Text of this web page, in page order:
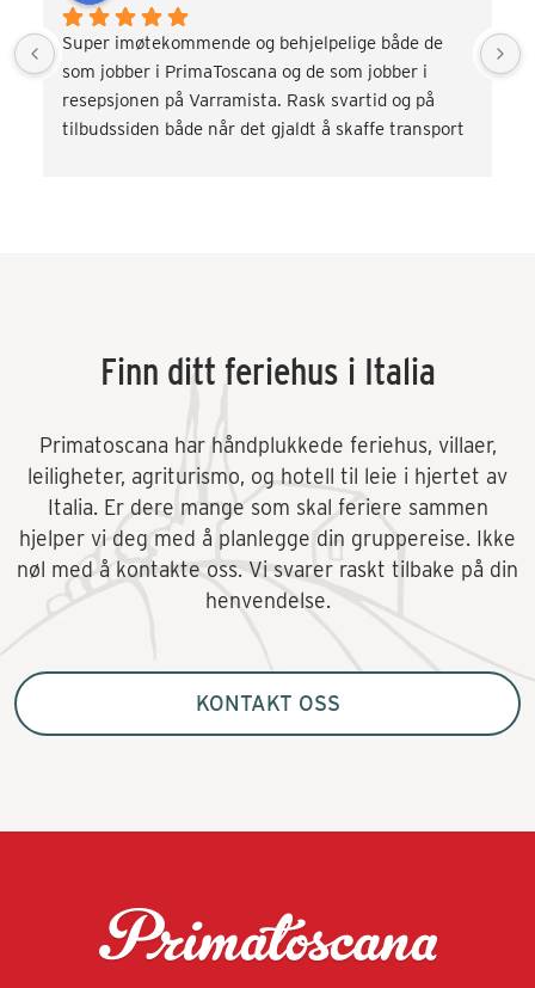
Super imøtekommende og behjelpelige både de
som jobber i PrimaToscana og de som jobber i
resepsjonen på Varramista. Rask svartid og på
tilbudssiden både når det gjaldt å skaffe transport
Finn ditt feriehus i Italia
Primatoscana har håndplukkede feriehus, villaer,
leiligheter, agriturismo, og hotell til leie i hjertet av
Italia. Er dere mange som skal feriere sammen
hjelper vi deg med å planlegge din gruppereise. Ikke
nøl med å kontakte oss. Vi svarer raskt tilbake på din
henvendelse.
KONTAKT OSS